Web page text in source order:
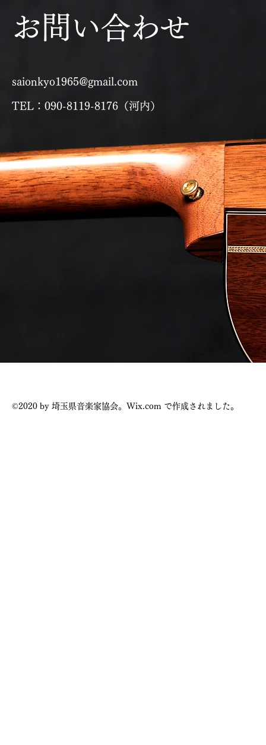
​お問い合わせ
saionkyo1965@gmail.com
TEL：090-8119-8176（河内）
©2020 by 埼玉県音楽家協会。Wix.com で作成されました。